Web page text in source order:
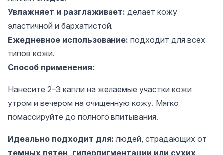
Увлажняет и разглаживает: делает кожу
эластичной и бархатистой.
Ежедневное использование: подходит для всех
типов кожи.
Способ применения:
Нанесите 2–3 капли на желаемые участки кожи
утром и вечером на очищенную кожу. Мягко
помассируйте до полного впитывания.
Идеально подходит для: людей, страдающих от
темных пятен, гиперпигментации или сухих,